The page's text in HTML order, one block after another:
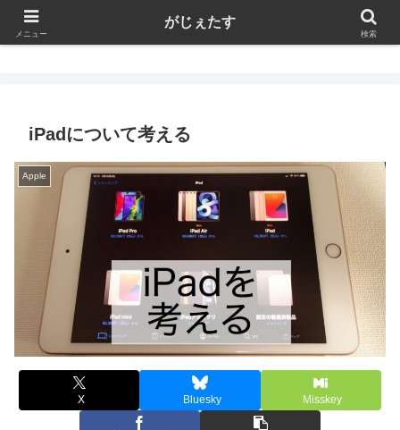
がじぇたす
iPadについて考える
Apple
X Bluesky Misskey
メニュー
がじぇたす
検索